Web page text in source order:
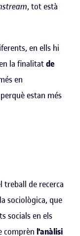
, tot està
en ells hi
la finalitatde
en
estan més
treball de recerca
sociològica, que
socials en els
comprèn l'anàlisi